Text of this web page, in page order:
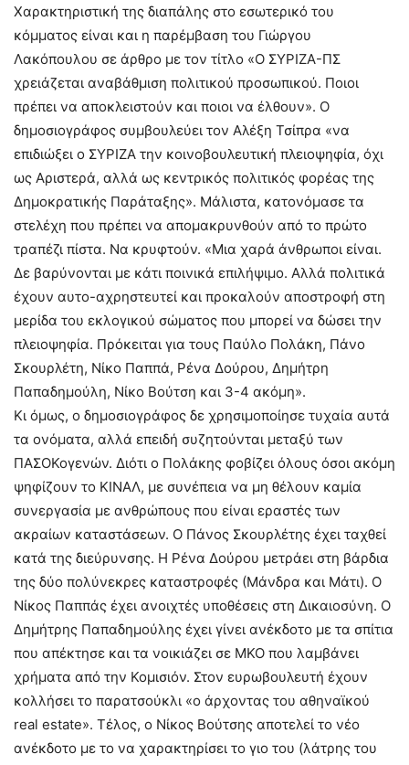
Χαρακτηριστική της διαπάλης στο εσωτερικό του
κόμματος είναι και η παρέμβαση του Γιώργου
Λακόπουλου σε άρθρο με τον τίτλο «Ο ΣΥΡΙΖΑ-ΠΣ
χρειάζεται αναβάθμιση πολιτικού προσωπικού. Ποιοι
πρέπει να αποκλειστούν και ποιοι να έλθουν». Ο
δημοσιογράφος συμβουλεύει τον Αλέξη Τσίπρα «να
επιδιώξει ο ΣΥΡΙΖΑ την κοινοβουλευτική πλειοψηφία, όχι
ως Αριστερά, αλλά ως κεντρικός πολιτικός φορέας της
Δημοκρατικής Παράταξης». Μάλιστα, κατονόμασε τα
στελέχη που πρέπει να απομακρυνθούν από το πρώτο
τραπέζι πίστα. Να κρυφτούν. «Μια χαρά άνθρωποι είναι.
Δε βαρύνονται με κάτι ποινικά επιλήψιμο. Αλλά πολιτικά
έχουν αυτο-αχρηστευτεί και προκαλούν αποστροφή στη
μερίδα του εκλογικού σώματος που μπορεί να δώσει την
πλειοψηφία. Πρόκειται για τους Παύλο Πολάκη, Πάνο
Σκουρλέτη, Νίκο Παππά, Ρένα Δούρου, Δημήτρη
Παπαδημούλη, Νίκο Βούτση και 3-4 ακόμη».
Κι όμως, ο δημοσιογράφος δε χρησιμοποίησε τυχαία αυτά
τα ονόματα, αλλά επειδή συζητούνται μεταξύ των
ΠΑΣΟΚογενών. Διότι ο Πολάκης φοβίζει όλους όσοι ακόμη
ψηφίζουν το ΚΙΝΑΛ, με συνέπεια να μη θέλουν καμία
συνεργασία με ανθρώπους που είναι εραστές των
ακραίων καταστάσεων. Ο Πάνος Σκουρλέτης έχει ταχθεί
κατά της διεύρυνσης. Η Ρένα Δούρου μετράει στη βάρδια
της δύο πολύνεκρες καταστροφές (Μάνδρα και Μάτι). Ο
Νίκος Παππάς έχει ανοιχτές υποθέσεις στη Δικαιοσύνη. Ο
Δημήτρης Παπαδημούλης έχει γίνει ανέκδοτο με τα σπίτια
που απέκτησε και τα νοικιάζει σε ΜΚΟ που λαμβάνει
χρήματα από την Κομισιόν. Στον ευρωβουλευτή έχουν
κολλήσει το παρατσούκλι «ο άρχοντας του αθηναϊκού
real estate». Τέλος, ο Νίκος Βούτσης αποτελεί το νέο
ανέκδοτο με το να χαρακτηρίσει το γιο του (λάτρης του